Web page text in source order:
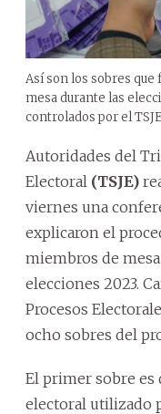
Así son los sobres
mesa durante las
controlados por el
Autoridades del
Electoral (TSJE)
viernes una
explicaron el
miembros de
elecciones 2023.
Procesos
ocho sobres del
El primer sobre es
electoral utilizado